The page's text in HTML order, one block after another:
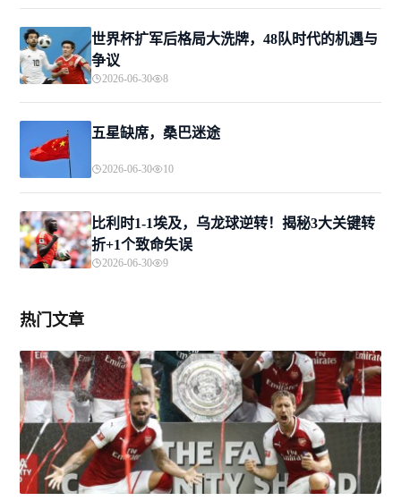
世界杯扩军后格局大洗牌，48队时代的机遇与
争议
2026-06-30 8
五星缺席，桑巴迷途
2026-06-30 10
比利时1-1埃及，乌龙球逆转！揭秘3大关键转
折+1个致命失误
2026-06-30 9
热门文章